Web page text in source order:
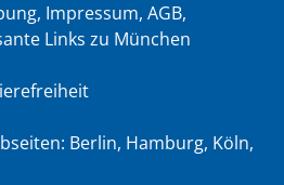
Impressum, AGB,
Links zu München
Berlin, Hamburg, Köln,